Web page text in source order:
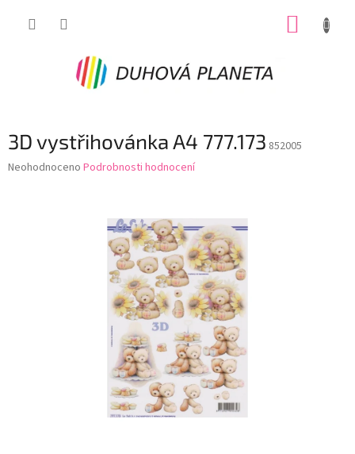
3D vystřihovánka A4 777.173 852005
Průměrné
Neohodnoceno Podrobnosti hodnocení